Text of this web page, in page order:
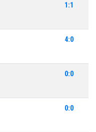
1:1
4:0
0:0
0:0